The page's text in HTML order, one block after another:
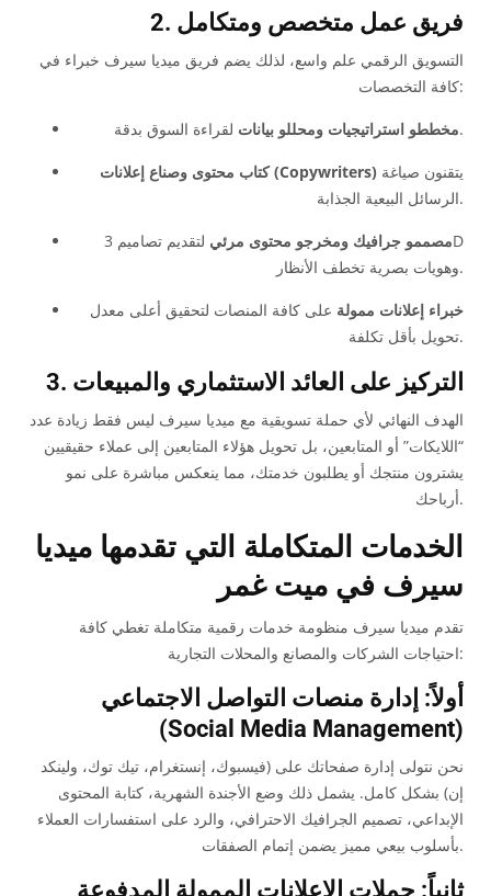
2. فريق عمل متخصص ومتكامل
التسويق الرقمي علم واسع، لذلك يضم فريق ميديا سيرف خبراء في
كافة التخصصات:
مخططو استراتيجيات ومحللو بياناتلقراءة السوق بدقة.
كتاب محتوى وصناع إعلانات (Copywriters)
الرسائل البيعية الجذابة.
مصممو جرافيك ومخرجو محتوى مرئي
لتقديم تصاميم 3D
وهويات بصرية تخطف الأنظار.
خبراء إعلانات ممولة على كافة المنصات لتحقيق أعلى معدل
تحويل بأقل تكلفة.
3. التركيز على العائد الاستثماري والمبيعات
الهدف النهائي لأي حملة تسويقية مع ميديا سيرف ليس فقط زيادة عدد
“اللايكات” أو المتابعين، بل تحويل هؤلاء المتابعين إلى عملاء حقيقيين
يشترون منتجك أو يطلبون خدمتك، مما ينعكس مباشرة على نمو
أرباحك.
سيرف في ميت غمر
تقدم ميديا سيرف منظومة خدمات رقمية متكاملة تغطي كافة
احتياجات الشركات والمصانع والمحلات التجارية:
أولاً: إدارة منصات التواصل الاجتماعي
(Social Media Management)
نحن نتولى إدارة صفحاتك على (فيسبوك، إنستغرام، تيك توك، ولينكد
إن) بشكل كامل. يشمل ذلك وضع الأجندة الشهرية، كتابة المحتوى
الإبداعي، تصميم الجرافيك الاحترافي، والرد على استفسارات العملاء
بأسلوب بيعي مميز يضمن إتمام الصفقات.
ثانياً: حملات الإعلانات الممولة المدفوعة